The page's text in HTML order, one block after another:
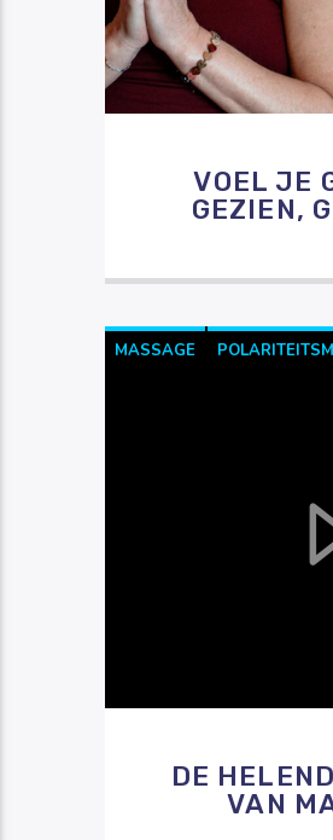
VOEL JE
GEZIEN,
MASSAGE
DE
VAN